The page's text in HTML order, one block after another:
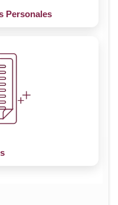
Personales